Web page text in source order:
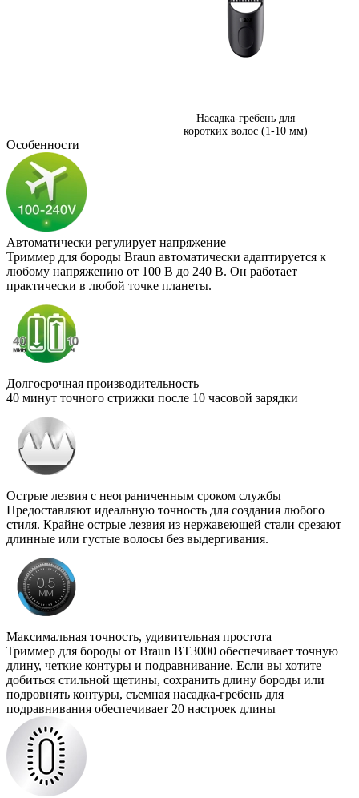
Насадка-гребень для
коротких волос (1-10 мм)
Особенности
Автоматически регулирует напряжение
Триммер для бороды Braun автоматически адаптируется к
любому напряжению от 100 В до 240 В. Он работает
практически в любой точке планеты.
Долгосрочная производительность
40 минут точного стрижки после 10 часовой зарядки
Острые лезвия с неограниченным сроком службы
Предоставляют идеальную точность для создания любого
стиля. Крайне острые лезвия из нержавеющей стали срезают
длинные или густые волосы без выдергивания.
Максимальная точность, удивительная простота
Триммер для бороды от Braun BT3000 обеспечивает точную
длину, четкие контуры и подравнивание. Если вы хотите
добиться стильной щетины, сохранить длину бороды или
подровнять контуры, съемная насадка-гребень для
подравнивания обеспечивает 20 настроек длины